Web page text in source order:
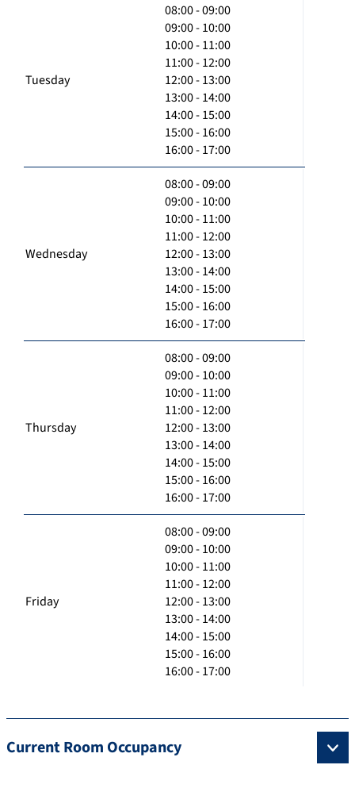
Tuesday
08:00 - 09:00
09:00 - 10:00
10:00 - 11:00
11:00 - 12:00
12:00 - 13:00
13:00 - 14:00
14:00 - 15:00
15:00 - 16:00
16:00 - 17:00
Wednesday
08:00 - 09:00
09:00 - 10:00
10:00 - 11:00
11:00 - 12:00
12:00 - 13:00
13:00 - 14:00
14:00 - 15:00
15:00 - 16:00
16:00 - 17:00
Thursday
08:00 - 09:00
09:00 - 10:00
10:00 - 11:00
11:00 - 12:00
12:00 - 13:00
13:00 - 14:00
14:00 - 15:00
15:00 - 16:00
16:00 - 17:00
Friday
08:00 - 09:00
09:00 - 10:00
10:00 - 11:00
11:00 - 12:00
12:00 - 13:00
13:00 - 14:00
14:00 - 15:00
15:00 - 16:00
16:00 - 17:00
Current Room Occupancy